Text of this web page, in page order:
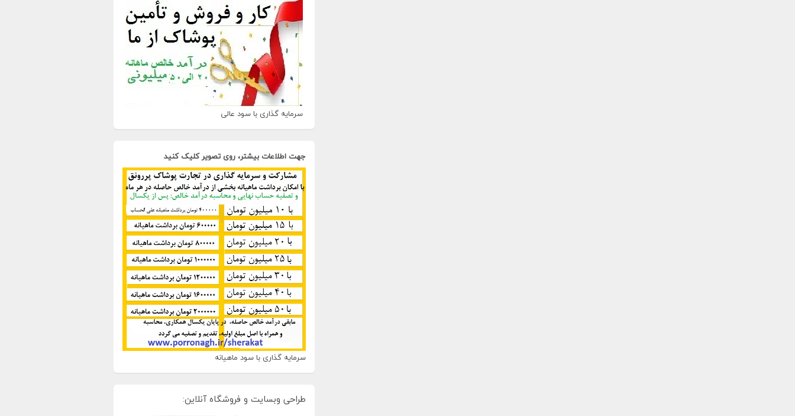
سرمایه گذاری با سود عالی
جهت اطلاعات بیشتر، روی تصویر کلیک کنید
سرمایه گذاری با سود ماهیانه
طراحی وبسایت و فروشگاه آنلاین: